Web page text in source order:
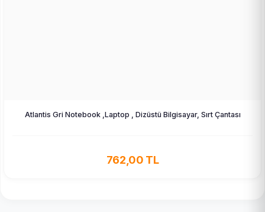
Atlantis Gri Notebook ,Laptop , Dizüstü Bilgisayar, Sırt Çantası
762,00 TL